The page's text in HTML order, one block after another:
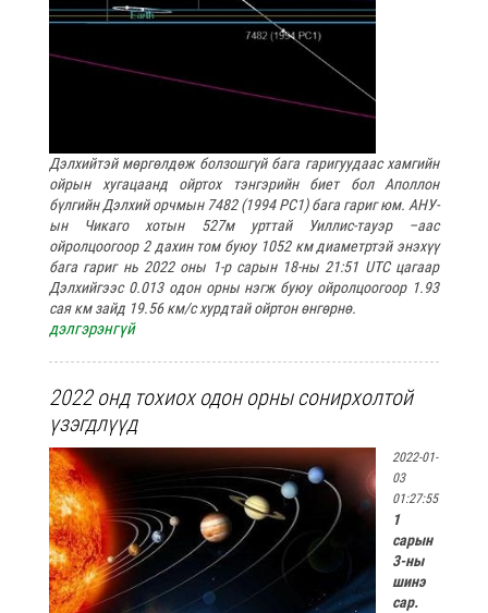
Дэлхийтэй мөргөлдөж болзошгүй бага гаригуудаас хамгийн
ойрын хугацаанд ойртох тэнгэрийн биет бол Аполлон
бүлгийн Дэлхий орчмын 7482 (1994 PC1) бага гариг юм. АНУ-
ын Чикаго хотын 527м урттай Уиллис-тауэр –аас
ойролцоогоор 2 дахин том буюу 1052 км диаметртэй энэхүү
бага гариг нь 2022 оны 1-р сарын 18-ны 21:51 UTC цагаар
Дэлхийгээс 0.013 одон орны нэгж буюу ойролцоогоор 1.93
сая км зайд 19.56 км/с хурдтай ойртон өнгөрнө.
дэлгэрэнгүй
2022 онд тохиох одон орны сонирхолтой
үзэгдлүүд
2022-01-
03
01:27:55
1
сарын
3-ны
шинэ
сар.